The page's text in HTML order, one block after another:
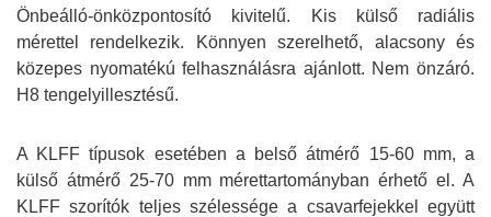
Önbeálló-önközpontosító kivitelű.
Kis külső radiális
mérettel rendelkezik.
Könnyen szerelhető, a lacsony és
közepes nyomatékú felhasználásra ajánlott. Nem önzáró.
H8 tengelyillesztésű.
A KLFF típusok esetében a belső átmérő 15-60 mm, a
külső átmérő 25-70 mm mérettartományban érhető el. A
KLFF szorítók teljes szélessége a csavarfejekkel együtt